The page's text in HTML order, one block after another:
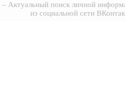
– Актуальный поиск личной
из социальной сети